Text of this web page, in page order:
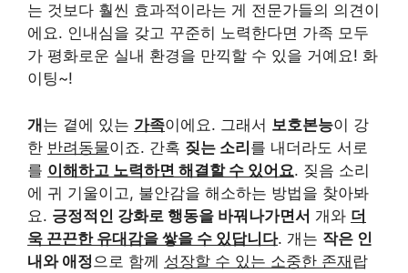
는 것보다 훨씬 효과적이라는 게 전문가들의 의견이
에요. 인내심을 갖고 꾸준히 노력한다면 가족 모두
가 평화로운 실내 환경을 만끽할 수 있을 거예요! 화
이팅~!
개는 곁에 있는 가족이에요. 그래서 보호본능이 강
한 반려동물이죠. 간혹 짖는 소리를 내더라도 서로
를 이해하고 노력하면 해결할 수 있어요. 짖음 소리
에 귀 기울이고, 불안감을 해소하는 방법을 찾아봐
요. 긍정적인 강화로 행동을 바꿔나가면서 개와 더
욱 끈끈한 유대감을 쌓을 수 있답니다. 개는 작은 인
내와 애정 으로 함께 성장할 수 있는 소중한 존재랍